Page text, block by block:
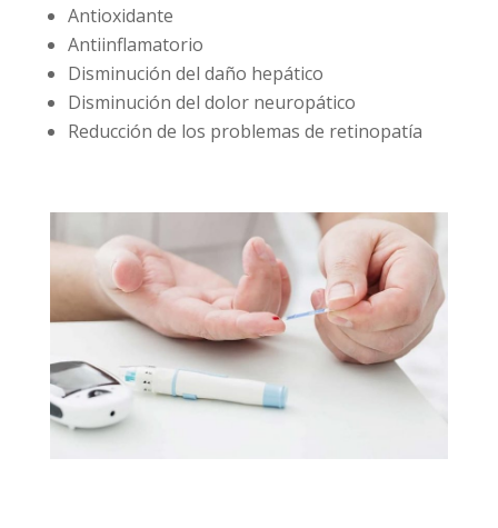
Antioxidante
Antiinflamatorio
Disminución del daño hepático
Disminución del dolor neuropático
Reducción de los problemas de retinopatía